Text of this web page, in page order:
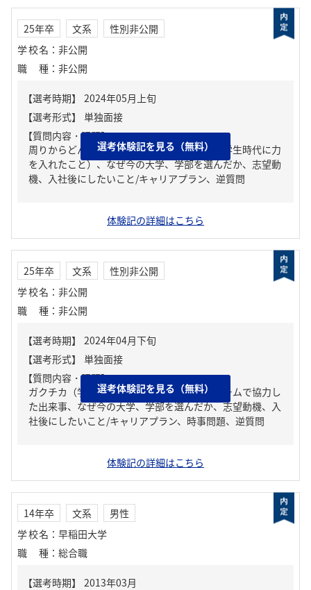
25年卒 文系
性別非公開
学校名 ： 非公開
職種 ： 非公開
【質問内容・課題】
周りからどんな人といわれる？、ガクチカ（学生時代に力
を入れたこと）、なぜ今の大学、学部を選んだか、志望動
機、入社後にしたいこと/キャリアプラン、逆質問
選考体験記を見る（無料）
体験記の詳細はこちら
25年卒 文系
性別非公開
学校名 ： 非公開
職種 ： 非公開
【質問内容・課題】
ガクチカ（学生時代に力を入れたこと）、チームで協力し
た出来事、なぜ今の大学、学部を選んだか、志望動機、入
社後にしたいこと/キャリアプラン、時事問題、逆質問
選考体験記を見る（無料）
体験記の詳細はこちら
14年卒 文系
男性
学校名 ： 早稲田大学
職種 ： 総合職